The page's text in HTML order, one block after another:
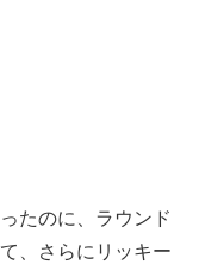
たのに、ラウンド
、さらにリッキー